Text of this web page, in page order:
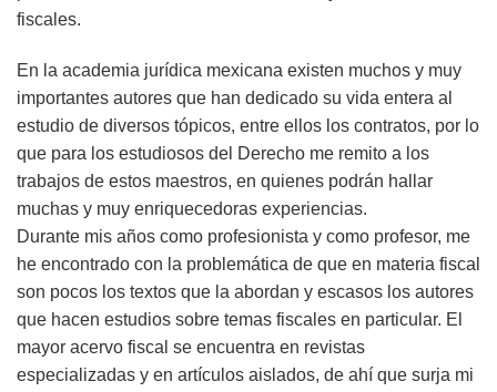
fiscales.
En la academia jurídica mexicana existen muchos y muy
importantes autores que han dedicado su vida entera al
estudio de diversos tópicos, entre ellos los contratos, por lo
que para los estudiosos del Derecho me remito a los
trabajos de estos maestros, en quienes podrán hallar
muchas y muy enriquecedoras experiencias.
Durante mis años como profesionista y como profesor, me
he encontrado con la problemática de que en materia fiscal
son pocos los textos que la abordan y escasos los autores
que hacen estudios sobre temas fiscales en particular. El
mayor acervo fiscal se encuentra en revistas
especializadas y en artículos aislados, de ahí que surja mi